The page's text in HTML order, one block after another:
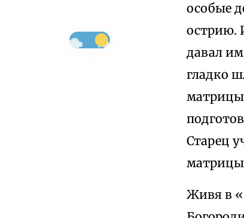
особые
острию.
давал
гладко
матрицы
Старец
Живя в